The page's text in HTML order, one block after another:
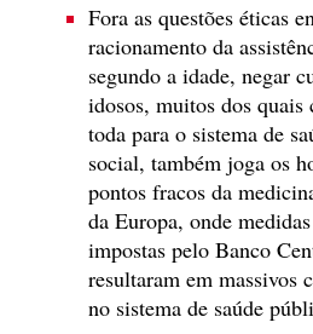
Fora as questões éticas
racionamento da
segundo a idade, negar
idosos, muitos dos
toda para o sistema de
social, também joga os
pontos fracos da
da Europa, onde
impostas pelo Banco
resultaram em massivos
no sistema de saúde